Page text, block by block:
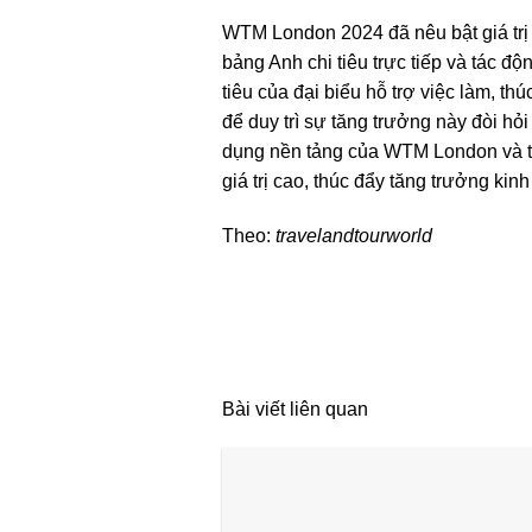
WTM London 2024 đã nêu bật giá
bảng Anh chi tiêu trực tiếp và tác
tiêu của đại biểu hỗ trợ việc làm,
để duy trì sự tăng trưởng này đòi
dụng nền tảng của WTM London
giá trị cao, thúc đẩy tăng trưởng
Theo: travelandtourworld
Bài viết liên quan